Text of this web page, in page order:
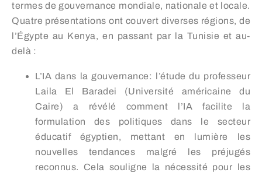
termes de gouvernance mondiale, nationale et locale.
Quatre présentations ont couvert diverses régions, de
l’Égypte au Kenya, en passant par la Tunisie et au-
delà :
L’IA dans la gouvernance: l’étude du professeur
Laila El Baradei (Université américaine du
Caire) a révélé comment l’IA facilite la
formulation des politiques dans le secteur
éducatif égyptien, mettant en lumière les
nouvelles tendances malgré les préjugés
reconnus. Cela souligne la nécessité pour les